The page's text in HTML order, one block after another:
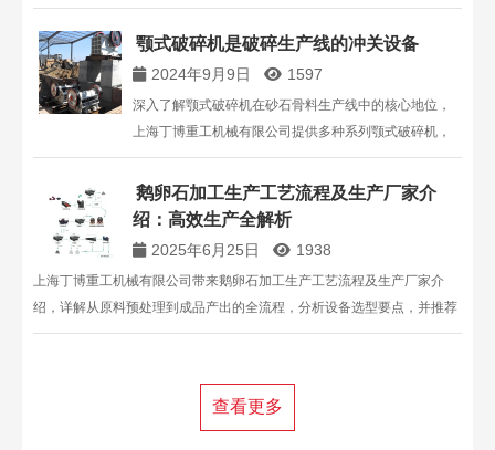
料性能。
颚式破碎机是破碎生产线的冲关设备
2024年9月9日 1597
深入了解颚式破碎机在砂石骨料生产线中的核心地位，
上海丁博重工机械有限公司提供多种系列颚式破碎机，
满足不同行业粗碎需求。
鹅卵石加工生产工艺流程及生产厂家介
绍：高效生产全解析
2025年6月25日 1938
上海丁博重工机械有限公司带来鹅卵石加工生产工艺流程及生产厂家介
绍，详解从原料预处理到成品产出的全流程，分析设备选型要点，并推荐
优质生产厂家，助力用户打造高效的鹅卵石加工生产线。
查看更多